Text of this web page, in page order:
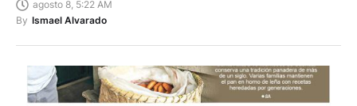
agosto 8, 5:22 AM
By Ismael Alvarado